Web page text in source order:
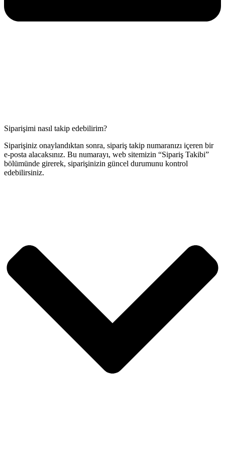
Siparişimi nasıl takip edebilirim?
Siparişiniz onaylandıktan sonra, sipariş takip numaranızı içeren bir
e-posta alacaksınız. Bu numarayı, web sitemizin “Sipariş Takibi”
bölümünde girerek, siparişinizin güncel durumunu kontrol
edebilirsiniz.